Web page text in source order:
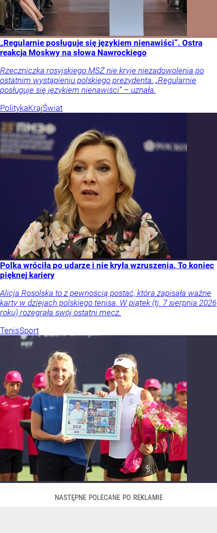
„Regularnie posługuje się językiem nienawiści”. Ostra
reakcja Moskwy na słowa Nawrockiego
Rzeczniczka rosyjskiego MSZ nie kryje niezadowolenia po
ostatnim wystąpieniu polskiego prezydenta. „Regularnie
posługuje się językiem nienawiści” – uznała.
PolitykaKrajŚwiat
Polka wróciła po udarze i nie kryła wzruszenia. To koniec
pięknej kariery
Alicja Rosolska to z pewnością postać, która zapisała ważne
karty w dziejach polskiego tenisa. W piątek (tj. 7 sierpnia 2026
roku) rozegrała swój ostatni mecz.
TenisSport